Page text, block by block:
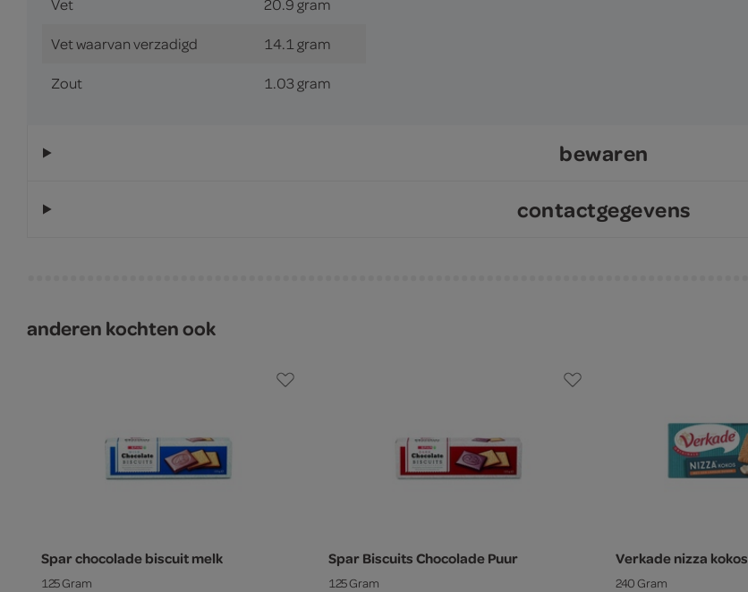
Vet waarvan verzadigd 14.1 gram
Zout 1.03 gram
bewaren
contactgegevens
anderen kochten ook
Spar chocolade biscuit melk
125 Gram
Spar Biscuits Chocolade Puur
125 Gram
Verkade nizza kokos
240 Gram